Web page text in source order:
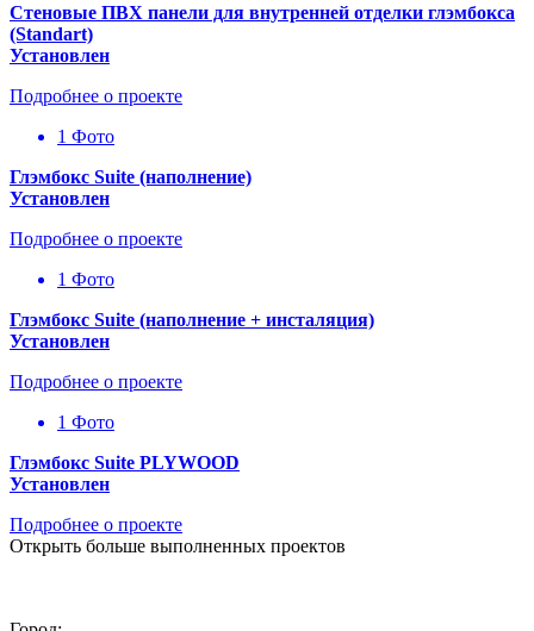
Стеновые ПВХ панели для внутренней отделки глэмбокса
(Standart)
Установлен
Подробнее о проекте
1 Фото
Глэмбокс Suite (наполнение)
Установлен
Подробнее о проекте
1 Фото
Глэмбокс Suite (наполнение + инсталяция)
Установлен
Подробнее о проекте
1 Фото
Глэмбокс Suite PLYWOOD
Установлен
Подробнее о проекте
Открыть больше выполненных проектов